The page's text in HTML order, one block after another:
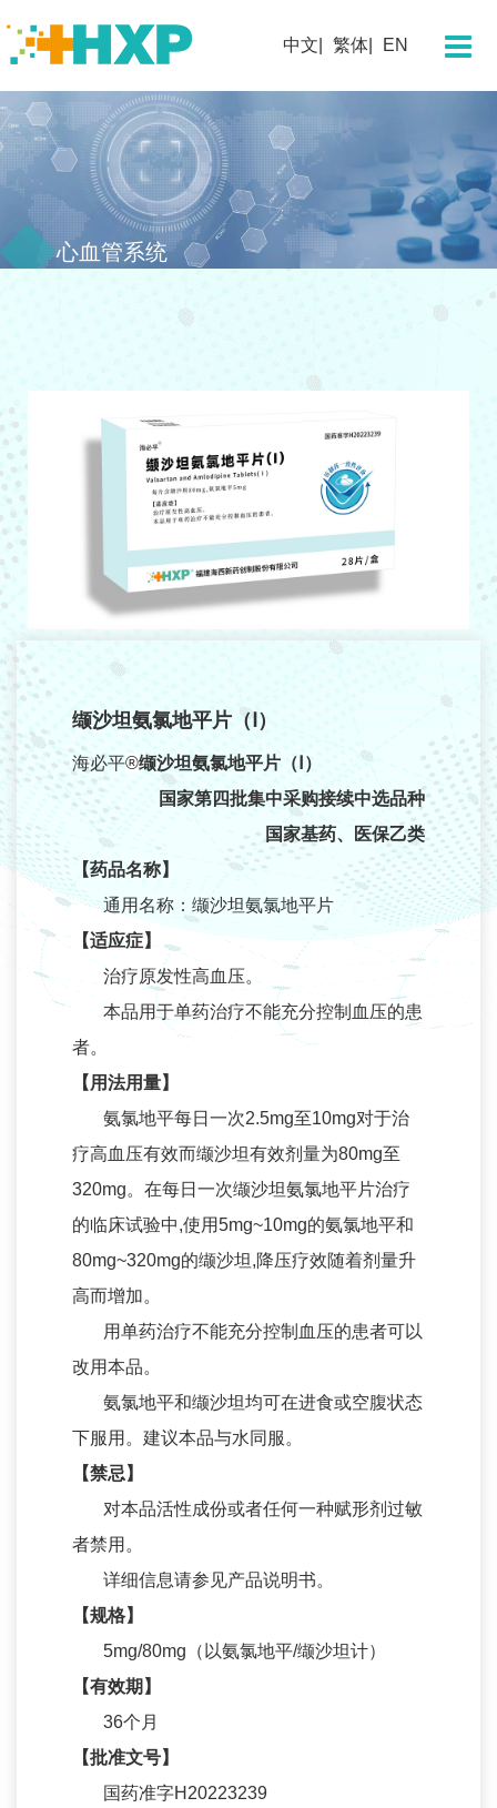
中文 繁体 EN
关于我们
企业简介
董事长寄语
团队概况
发展历程
企业文化
创新平台
消化系统
新闻中心
媒体报道
投资者关系
公告与通函
招股文件
公司治理
投资者联系
人才发展
招聘岗位
联系我们
产品咨询
心血管系统
缬沙坦氨氯地平片（Ⅰ）
海必平®缬沙坦氨氯地平片（Ⅰ）
国家第四批集中采购接续中选品种
国家基药、医保乙类
【药品名称】
通用名称：缬沙坦氨氯地平片
【适应症】
治疗原发性高血压。
本品用于单药治疗不能充分控制血压的患
者。
【用法用量】
氨氯地平每日一次2.5mg至10mg对于治
疗高血压有效而缬沙坦有效剂量为80mg至
320mg。在每日一次缬沙坦氨氯地平片治疗
的临床试验中,使用5mg~10mg的氨氯地平和
80mg~320mg的缬沙坦,降压疗效随着剂量升
高而增加。
用单药治疗不能充分控制血压的患者可以
改用本品。
氨氯地平和缬沙坦均可在进食或空腹状态
下服用。建议本品与水同服。
【禁忌】
对本品活性成份或者任何一种赋形剂过敏
者禁用。
详细信息请参见产品说明书。
【规格】
5mg/80mg（以氨氯地平/缬沙坦计）
【有效期】
36个月
【批准文号】
国药准字H20223239